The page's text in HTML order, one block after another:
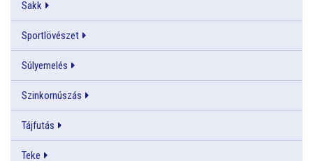
Sakk
Sportlövészet
Súlyemelés
Szinkornúszás
Tájfutás
Teke